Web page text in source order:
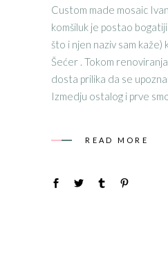
Custom made mosaic
komšiluk je postao
što i njen naziv sam
Šećer . Tokom
dosta prilika da se
Izmedju ostalog i prve
READ MORE